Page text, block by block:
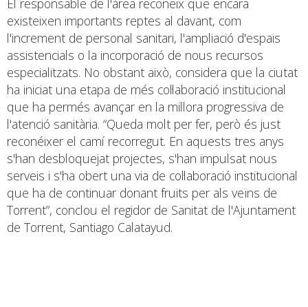
existeixen importants reptes al davant, com
l'increment de personal sanitari, l'ampliació d'espais
assistencials o la incorporació de nous recursos
especialitzats. No obstant això, considera que la ciutat
ha iniciat una etapa de més col·laboració institucional
que ha permés avançar en la millora progressiva de
l'atenció sanitària. “Queda molt per fer, però és just
reconéixer el camí recorregut. En aquests tres anys
s'han desbloquejat projectes, s'han impulsat nous
serveis i s'ha obert una via de col·laboració institucional
que ha de continuar donant fruits per als veïns de
Torrent”, conclou el regidor de Sanitat de l'Ajuntament
de Torrent, Santiago Calatayud.